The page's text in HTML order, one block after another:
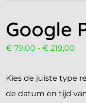
Google
€ 79,00 - € 219,00
Kies de juiste type
de datum en tijd